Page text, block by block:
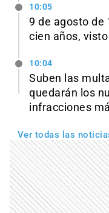
10:05
9 de agosto de
cien años,
10:04
Suben las
quedarán los
infracciones
Ver todas las